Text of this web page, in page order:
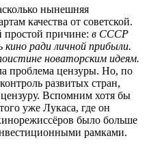
нынешняя
качества от советской.
простой причине: в СССР
ради личной прибыли.
новаторским идеям.
проблема цензуры. Но, по
развитых стран,
Вспомним хотя бы
уже Лукаса, где он
было больше
рамками.